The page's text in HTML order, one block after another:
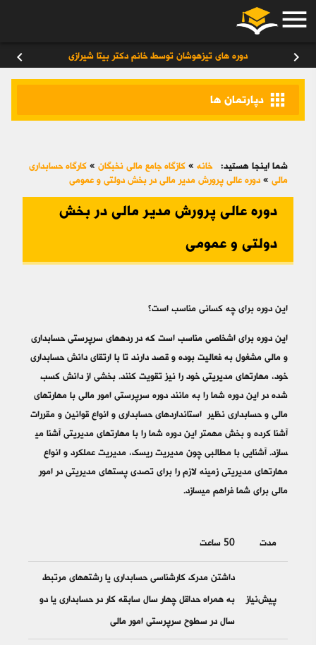
menu
chevron_right دوره های تیزهوشان توسط خانم دکتر بیتا شیرازی chevron_left
apps دپارتمان ها
شما اینجا هستید: خانه » کازگاه جامع مالی نخبگان » کارگاه حسابداری
مالی » دوره عالی پرورش مدیر مالی در بخش دولتی و عمومی
دوره عالی پرورش مدیر مالی در بخش
دولتی و عمومی
این دوره برای چه کسانی مناسب است؟
این دوره برای اشخاصی مناسب است که در رده­‎های سرپرستی حسابداری
و مالی مشغول به فعالیت بوده و قصد دارند تا با ارتقای دانش حسابداری
خود، مهارت­‎های مدیریتی خود را نیز تقویت کنند. بخشی از دانش کسب
شده در این دوره شما را به مانند دوره سرپرستی امور مالی با مهارت­‎های
مالی و حسابداری نظیر استانداردهای حسابداری و انواع قوانین و مقررات
سازد. آشنایی با مطالبی چون مدیریت ریسک، مدیریت عملکرد و انواع
مهارت­‎های مدیریتی زمینه لازم را برای تصدی پست­‎های مدیریتی در امور
مالی برای شما فراهم می­‎سازد.
مدت 50 ساعت
پیش‌نیاز
داشتن مدرک کارشناسی حسابداری یا رشته‎های مرتبط
به همراه حداقل چهار سال سابقه کار در حسابداری یا دو
سال در سطوح سرپرستی امور مالی